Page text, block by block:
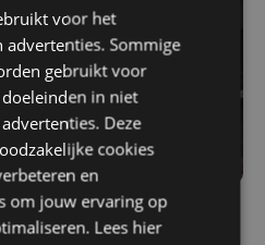
| 09:32
voor het
advertenties. Sommige
gebruikt voor
in niet
Deze
cookies
en
om jouw ervaring op
Lees hier